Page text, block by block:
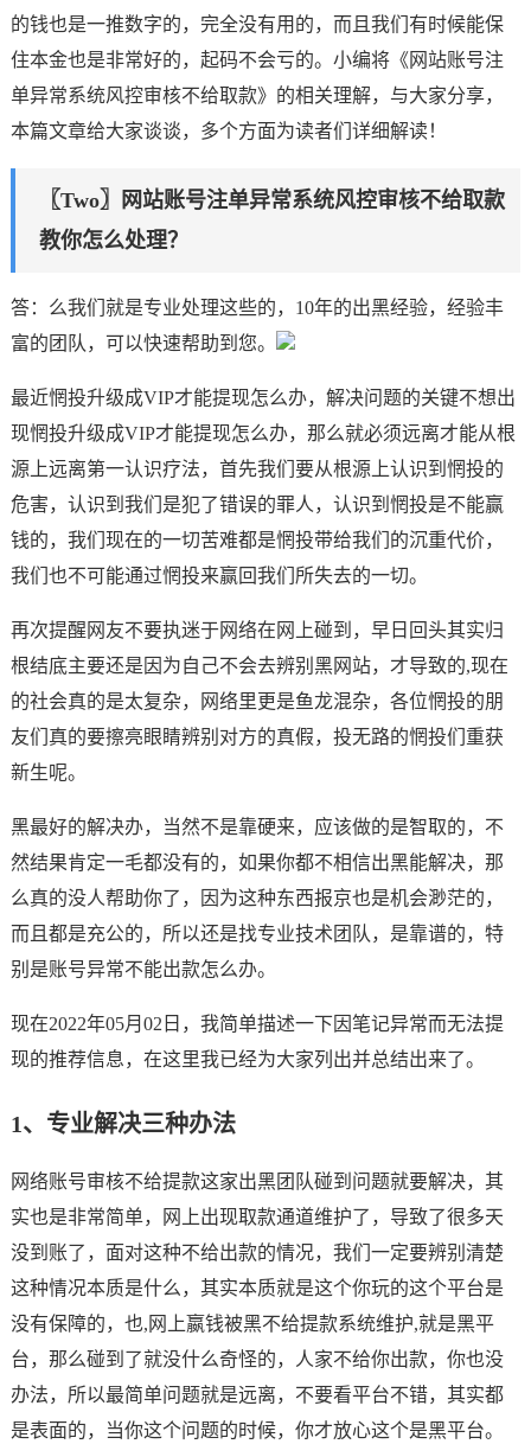
的钱也是一推数字的，完全没有用的，而且我们有时候能保
住本金也是非常好的，起码不会亏的。小编将《网站账号注
单异常系统风控审核不给取款》的相关理解，与大家分享，
本篇文章给大家谈谈，多个方面为读者们详细解读！
〖Two〗网站账号注单异常系统风控审核不给取款
教你怎么处理？
答：么我们就是专业处理这些的，10年的出黑经验，经验丰
富的团队，可以快速帮助到您。
最近惘投升级成VIP才能提现怎么办，解决问题的关键不想出
现惘投升级成VIP才能提现怎么办，那么就必须远离才能从根
源上远离第一认识疗法，首先我们要从根源上认识到惘投的
危害，认识到我们是犯了错误的罪人，认识到惘投是不能赢
钱的，我们现在的一切苦难都是惘投带给我们的沉重代价，
我们也不可能通过惘投来赢回我们所失去的一切。
再次提醒网友不要执迷于网络在网上碰到，早日回头其实归
根结底主要还是因为自己不会去辨别黑网站，才导致的,现在
的社会真的是太复杂，网络里更是鱼龙混杂，各位惘投的朋
友们真的要擦亮眼睛辨别对方的真假，投无路的惘投们重获
新生呢。
黑最好的解决办，当然不是靠硬来，应该做的是智取的，不
然结果肯定一毛都没有的，如果你都不相信出黑能解决，那
么真的没人帮助你了，因为这种东西报京也是机会渺茫的，
而且都是充公的，所以还是找专业技术团队，是靠谱的，特
别是账号异常不能出款怎么办。
现在2022年05月02日，我简单描述一下因笔记异常而无法提
现的推荐信息，在这里我已经为大家列出并总结出来了。
1、专业解决三种办法
网络账号审核不给提款这家出黑团队碰到问题就要解决，其
实也是非常简单，网上出现取款通道维护了，导致了很多天
没到账了，面对这种不给出款的情况，我们一定要辨别清楚
这种情况本质是什么，其实本质就是这个你玩的这个平台是
没有保障的，也,网上嬴钱被黑不给提款系统维护,就是黑平
台，那么碰到了就没什么奇怪的，人家不给你出款，你也没
办法，所以最简单问题就是远离，不要看平台不错，其实都
是表面的，当你这个问题的时候，你才放心这个是黑平台。